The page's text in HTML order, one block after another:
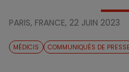
PARIS, FRANCE, 22 JUIN 2023
MÉDICIS COMMUNIQUÉS DE PRESSE